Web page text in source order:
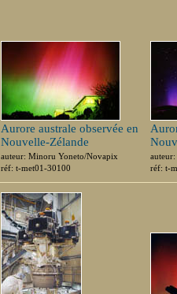
Aurore australe observée en
Nouvelle-Zélande
auteur: Minoru Yoneto/Novapix
réf: t-met01-30100
réf: t-